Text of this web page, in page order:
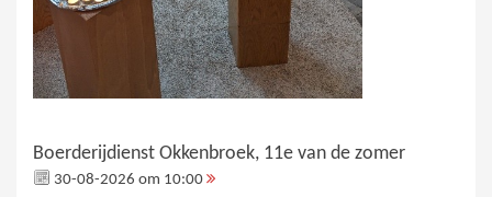
Boerderijdienst Okkenbroek, 11e van de zomer
30-08-2026 om 10:00